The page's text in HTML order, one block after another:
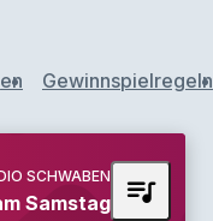
Gewinnspielregeln
Samstag
SCHWABEN queue_music